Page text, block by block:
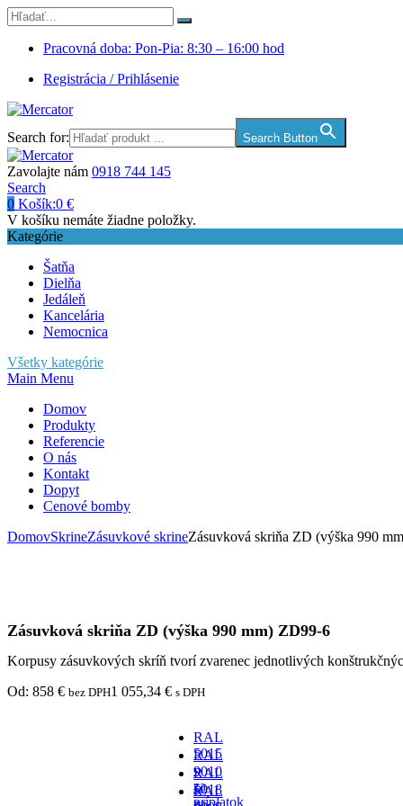
Pracovná doba: Pon-Pia: 8:30 – 16:00 hod
Registrácia / Prihlásenie
Search for: Search Button
Zavolajte nám 0918 744 145
Search
0 Košík:0 €
V košíku nemáte žiadne položky.
Kategórie
Šatňa
Dielňa
Jedáleň
Kancelária
Nemocnica
Všetky kategórie
Main Menu
Domov
Produkty
Referencie
O nás
Kontakt
Dopyt
Cenové bomby
DomovSkrineZásuvkové skrineZásuvková skriňa ZD (výška 990
Zásuvková skriňa ZD (výška 990 mm) ZD99-6
Korpusy zásuvkových skríň tvorí zvarenec jednotlivých
Od: 858 € bez DPH1 055,34 € s DPH
RAL
5015
-
za
príplatok
RAL
9010
-
RAL
5018
RAL